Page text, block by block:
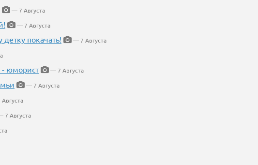
— 7 Августа
— 7 Августа
покачать!
— 7 Августа
- юморист
— 7 Августа
— 7 Августа
7 Августа